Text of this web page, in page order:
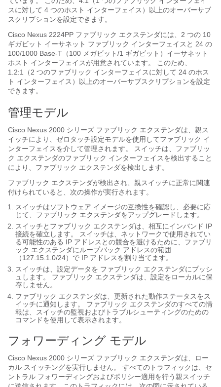
スに対して 4 つのホスト インターフェイス）以上のオーバーサブ
スクリプションを設定できます。
Cisco Nexus 2224PP ファブリック エクステンダには、2 つの 10
ギガビット イーサネット ファブリック インターフェイスと 24 の
100/1000 Base-T（100 メガビット/1 ギガビット）イーサネット
ホスト インターフェイスが用意されています。 このため、
1.2:1（2 つのファブリック インターフェイスに対して 24 のホス
ト インターフェイス）以上のオーバーサブスクリプションを設定
できます。
管理モデル
Cisco Nexus 2000 シリーズ ファブリック エクステンダは、親ス
イッチにより、ゼロタッチ設定モデルを使用してファブリック イ
ンターフェイスを介して管理されます。 スイッチは、 ファブリッ
ク エクステンダのファブリック インターフェイスを検出すること
により、 ファブリック エクステンダを検出します。
ファブリック エクステンダが検出され、親スイッチに正常に関連
付けられていると、次の操作が実行されます。
スイッチはソフトウェア イメージの互換性を確認し、必要に応
じて、 ファブリック エクステンダをアップグレードします。
スイッチと ファブリック エクステンダは、相互にインバンド IP
接続を確立します。 スイッチは、ネットワークで使用されてい
る可能性のある IP アドレスとの競合を避けるために、 ファブリ
ック エクステンダにループバック アドレスの範囲
（127.15.1.0/24）で IP アドレスを割り当てます。
スイッチは、設定データを ファブリック エクステンダにプッシ
ュします。 ファブリック エクステンダは、設定をローカルに保
存しません。
ファブリック エクステンダは、更新された動作ステータスをス
イッチに通知します。 ファブリック エクステンダのすべての情
報は、スイッチの監視およびトラブルシューティングのための
コマンドを使用して表示されます。
フォワーディング モデル
Cisco Nexus 2000 シリーズ ファブリック エクステンダは、ロー
カル スイッチングを実行しません。 すべてのトラフィックは、セ
ントラル フォワーディングおよびポリシー適用を行う親スイッチ